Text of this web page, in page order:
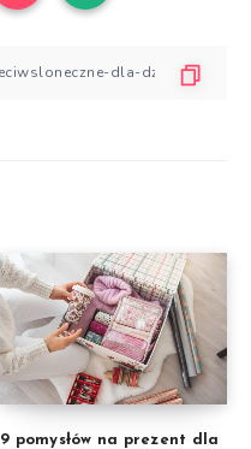
9 pomysłów na prezent dla